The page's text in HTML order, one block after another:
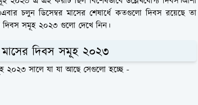
চলুন ডিসেম্বর মাসের শেষার্ধে কতগুলো দিবস রয়েছে তা
দিবস সমূহ ২০২৩ গুলো দেখে নিন।
মাসের দিবস সমূহ ২০২৩
২০২৩ সালে যা যা আছে সেগুলো হচ্ছে -